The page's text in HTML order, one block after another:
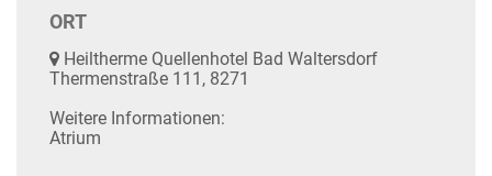
ORT
Heiltherme Quellenhotel Bad Waltersdorf
Thermenstraße 111, 8271
Weitere Informationen:
Atrium